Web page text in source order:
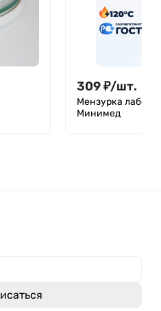
309₽/шт.
Мензурка
Минимед